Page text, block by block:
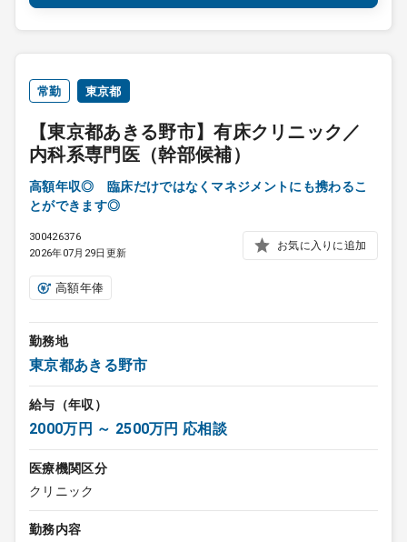
常勤 東京都
【東京都あきる野市】有床クリニック／
内科系専門医（幹部候補）
高額年収◎ 臨床だけではなくマネジメントにも携わるこ
とができます◎
300426376
2026年07月29日更新
お気に入りに追加
高額年俸
勤務地
東京都あきる野市
給与（年収）
2000万円 ～ 2500万円 応相談
医療機関区分
クリニック
勤務内容